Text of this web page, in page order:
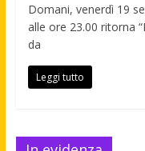
Domani, venerdì 19
alle ore 23.00 ritorna
da
Leggi tutto